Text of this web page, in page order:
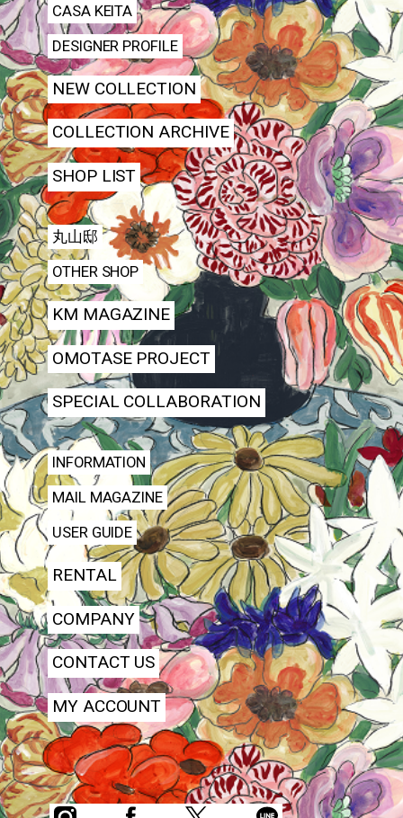
CASA KEITA
DESIGNER PROFILE
NEW COLLECTION
COLLECTION ARCHIVE
SHOP LIST
丸山邸
OTHER SHOP
KM MAGAZINE
OMOTASE PROJECT
SPECIAL COLLABORATION
INFORMATION
MAIL MAGAZINE
USER GUIDE
RENTAL
COMPANY
CONTACT US
MY ACCOUNT